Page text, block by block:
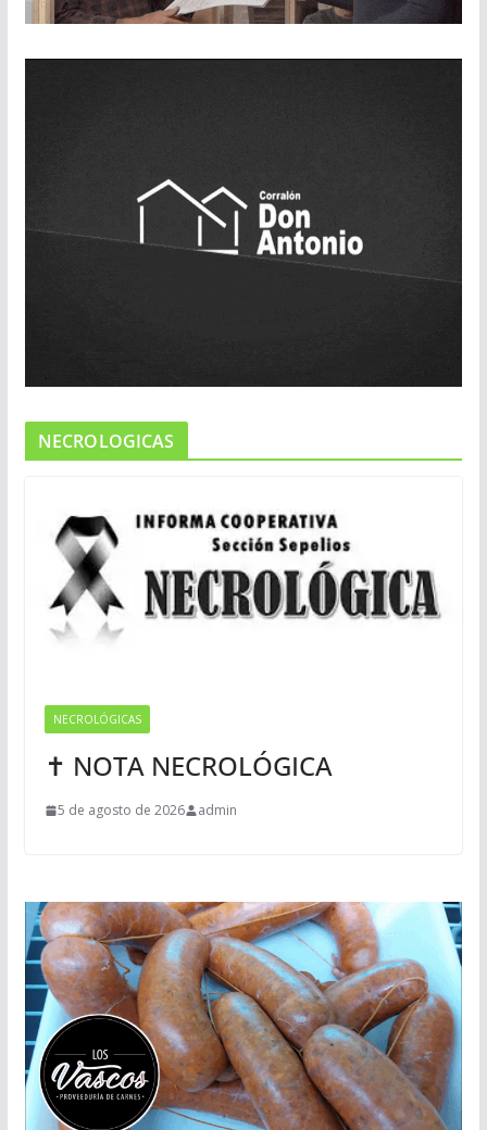
NECROLOGICAS
NECROLÓGICAS
✝ NOTA NECROLÓGICA
5 de agosto de 2026 admin